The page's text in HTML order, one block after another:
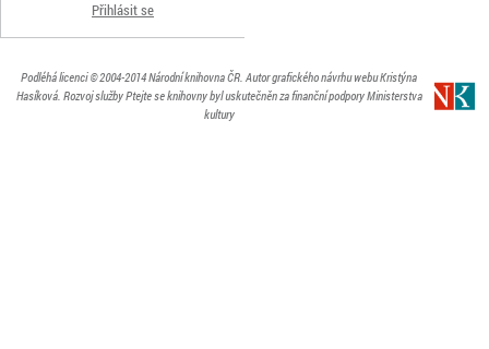
Přihlásit se
Podléhá licenci© 2004-2014Národní knihovna ČR. Autor grafického návrhu webu Kristýna
Hasíková. Rozvoj služby Ptejte se knihovny byl uskutečněn za finanční podpory Ministerstva
kultury